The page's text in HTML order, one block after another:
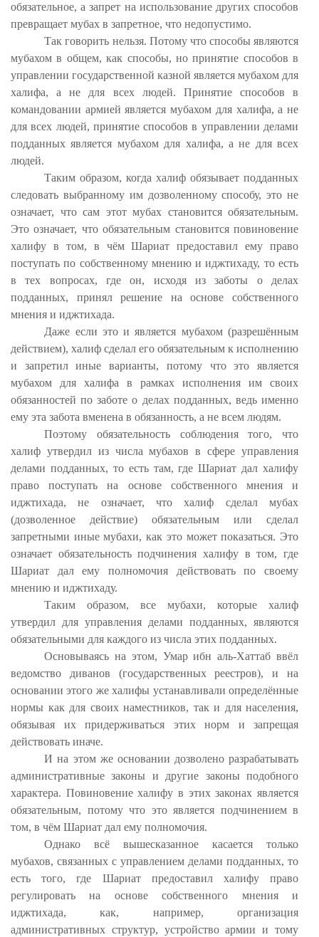
обязательное, а запрет на использование других способов
превращает мубах в запретное, что недопустимо.
Так говорить нельзя. Потому что способы являются
мубахом в общем, как способы, но принятие способов в
управлении государственной казной является мубахом для
халифа, а не для всех людей. Принятие способов в
командовании армией является мубахом для халифа, а не
для всех людей, принятие способов в управлении делами
подданных является мубахом для халифа, а не для всех
людей.
Таким образом, когда халиф обязывает подданных
следовать выбранному им дозволенному способу, это не
означает, что сам этот мубах становится обязательным.
Это означает, что обязательным становится повиновение
халифу в том, в чём Шариат предоставил ему право
поступать по собственному мнению и иджтихаду, то есть
в тех вопросах, где он, исходя из заботы о делах
подданных, принял решение на основе собственного
мнения и иджтихада.
Даже если это и является мубахом (разрешённым
действием), халиф сделал его обязательным к исполнению
и запретил иные варианты, потому что это является
мубахом для халифа в рамках исполнения им своих
обязанностей по заботе о делах подданных, ведь именно
ему эта забота вменена в обязанность, а не всем людям.
Поэтому обязательность соблюдения того, что
халиф утвердил из числа мубахов в сфере управления
делами подданных, то есть там, где Шариат дал халифу
право поступать на основе собственного мнения и
иджтихада, не означает, что халиф сделал мубах
(дозволенное действие) обязательным или сделал
запретными иные мубахи, как это может показаться. Это
означает обязательность подчинения халифу в том, где
Шариат дал ему полномочия действовать по своему
мнению и иджтихаду.
Таким образом, все мубахи, которые халиф
утвердил для управления делами подданных, являются
обязательными для каждого из числа этих подданных.
Основываясь на этом, Умар ибн аль-Хаттаб ввёл
ведомство диванов (государственных реестров), и на
основании этого же халифы устанавливали определённые
нормы как для своих наместников, так и для населения,
обязывая их придерживаться этих норм и запрещая
действовать иначе.
И на этом же основании дозволено разрабатывать
административные законы и другие законы подобного
характера. Повиновение халифу в этих законах является
обязательным, потому что это является подчинением в
том, в чём Шариат дал ему полномочия.
Однако всё вышесказанное касается только
мубахов, связанных с управлением делами подданных, то
есть того, где Шариат предоставил халифу право
регулировать на основе собственного мнения и
иджтихада, как, например, организация
административных структур, устройство армии и тому